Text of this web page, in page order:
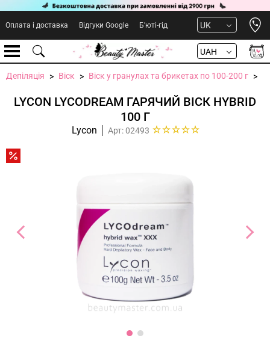
Оплата і доставка Відгуки Google Б'юті-гід UK
UAH
Депіляція Віск Віск у гранулах та брикетах по 100-200 г
LYCON LYCODREAM ГАРЯЧИЙ ВІСК HYBRID
100 Г
Lycon Арт: 02493